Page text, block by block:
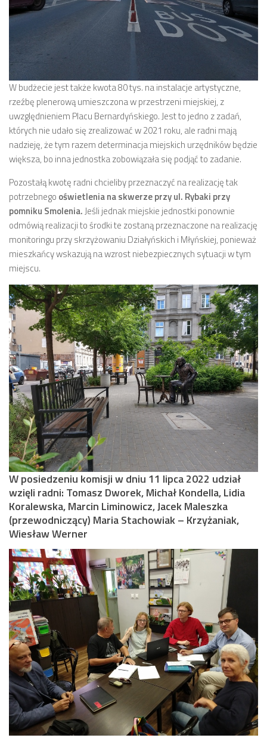
W budżecie jest także kwota 80 tys. na instalacje artystyczne,
rzeźbę plenerową umieszczona w przestrzeni miejskiej, z
uwzględnieniem Placu Bernardyńskiego. Jest to jedno z zadań,
których nie udało się zrealizować w 2021 roku, ale radni mają
nadzieję, że tym razem determinacja miejskich urzędników będzie
większa, bo inna jednostka zobowiązała się podjąć to zadanie.
Pozostałą kwotę radni chcieliby przeznaczyć na realizację tak
potrzebnego oświetlenia na skwerze przy ul. Rybaki przy
pomniku Smolenia.Jeśli jednak miejskie jednostki ponownie
odmówią realizacji to środki te zostaną przeznaczone na realizację
monitoringu przy skrzyżowaniu Działyńskich i Młyńskiej, ponieważ
mieszkańcy wskazują na wzrost niebezpiecznych sytuacji w tym
miejscu.
W posiedzeniu komisji w dniu 11 lipca 2022 udział
wzięli radni: Tomasz Dworek, Michał Kondella, Lidia
Koralewska, Marcin Liminowicz, Jacek Maleszka
(przewodniczący) Maria Stachowiak – Krzyżaniak,
Wiesław Werner